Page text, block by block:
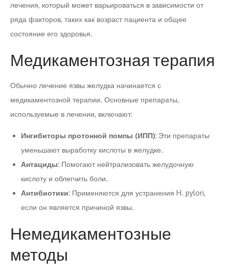
лечения, который может варьироваться в зависимости от
ряда факторов, таких как возраст пациента и общее
состояние его здоровья.
Медикаментозная терапия
Обычно лечение язвы желудка начинается с
медикаментозной терапии. Основные препараты,
используемые в лечении, включают:
Ингибиторы протонной помпы (ИПП): Эти препараты
уменьшают выработку кислоты в желудке.
Антациды: Помогают нейтрализовать желудочную
кислоту и облегчить боли.
Антибиотики: Применяются для устранения H. pylori,
если он является причиной язвы.
Немедикаментозные
методы